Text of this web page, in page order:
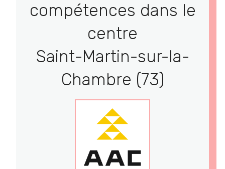
compétences dans le
centre
Saint-Martin-sur-la-
Chambre (73)